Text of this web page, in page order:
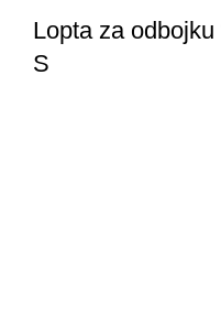
Lopta za odbojku
S